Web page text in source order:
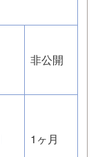
非公開
1ヶ月